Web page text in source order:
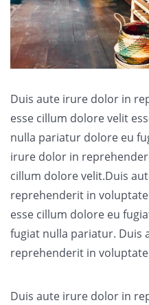
Duis aute irure dolor in
esse cillum dolore velit
nulla pariatur dolore eu
irure dolor in
cillum dolore velit.Duis
reprehenderit in
esse cillum dolore eu
fugiat nulla pariatur. Duis
reprehenderit in
Duis aute irure dolor in